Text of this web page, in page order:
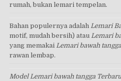
rumah, bukan lemari tempelan.
Bahan populernya adalah Lemari
motif, mudah bersih) atau Lemari
yang memakai Lemari bawah
rawan lembap.
Model Lemari bawah tangga